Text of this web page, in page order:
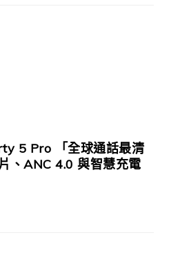
5 Pro 「全球通話最清
、ANC 4.0 與智慧充電